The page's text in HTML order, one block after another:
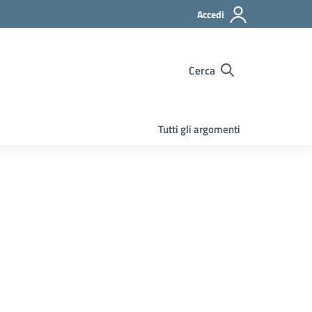
Accedi
Cerca
Tutti gli argomenti